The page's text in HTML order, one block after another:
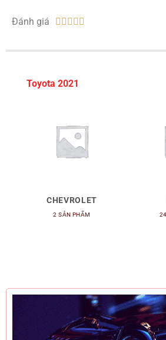
Đánh giá     
Toyota 2021
CHEVROLET
2 SẢN PHẨM